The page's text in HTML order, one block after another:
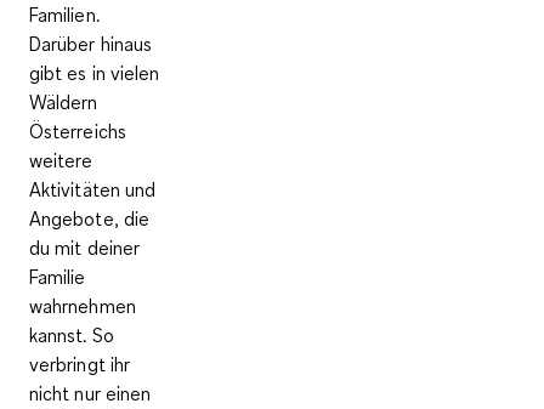
Familien.
Darüber hinaus
gibt es in vielen
Wäldern
Österreichs
weitere
Aktivitäten und
Angebote, die
du mit deiner
Familie
wahrnehmen
kannst. So
verbringt ihr
nicht nur einen